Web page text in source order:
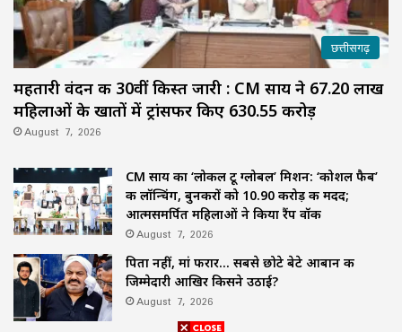
छत्तीसगढ़
महतारी वंदन की 30वीं किस्त जारी : CM साय ने 67.20 लाख
महिलाओं के खातों में ट्रांसफर किए ₹630.55 करोड़
August 7, 2026
CM साय का ‘लोकल टू ग्लोबल’ मिशन: ‘कोशल फैब’
की लॉन्चिंग, बुनकरों को 10.90 करोड़ की मदद;
आत्मसमर्पित महिलाओं ने किया रैंप वॉक
August 7, 2026
पिता नहीं, मां फरार… सबसे छोटे बेटे आबान की
जिम्मेदारी आखिर किसने उठाई?
August 7, 2026